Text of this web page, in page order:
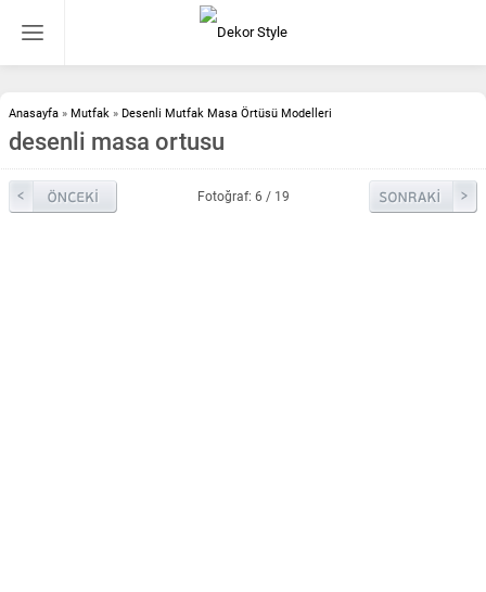
Anasayfa » Mutfak » Desenli Mutfak Masa Örtüsü Modelleri
desenli masa ortusu
Fotoğraf: 6 / 19